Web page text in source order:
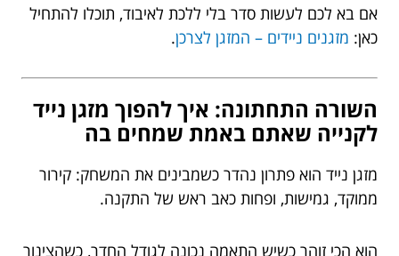
אם בא לכם לעשות סדר בלי ללכת לאיבוד, תוכלו להתחיל
כאן: מזגנים ניידים – המזגן לצרכן.
השורה התחתונה: איך להפוך מזגן נייד
לקנייה שאתם באמת שמחים בה
מזגן נייד הוא פתרון נהדר כשמבינים את המשחק: קירור
ממוקד, גמישות, ופחות כאב ראש של התקנה.
הוא הכי זוהר כשיש התאמה נכונה לגודל החדר, כשהצינור